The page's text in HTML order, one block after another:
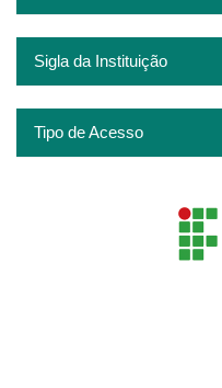
Sigla da Instituição
Tipo de Acesso